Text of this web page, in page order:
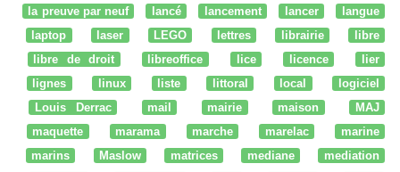
la preuve par neuf
lancé lancement lancer
langue
laptop
laser LEGO lettres librairie
libre
libre de droit
libreoffice lice licence
lier
lignes
linux liste littoral local
logiciel
Louis Derrac
mail mairie maison
MAJ
maquette
marama marche marelac
marine
marins
Maslow matrices mediane
mediation